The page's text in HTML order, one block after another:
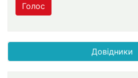
Голос
Довідники